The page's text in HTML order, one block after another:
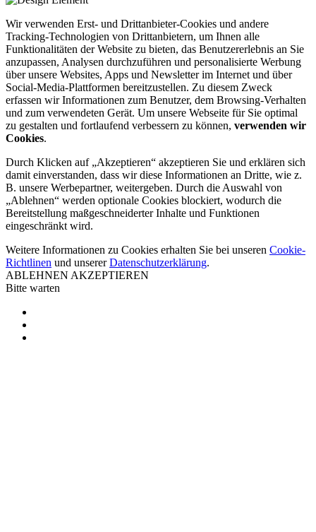
Wir verwenden Erst- und Drittanbieter-Cookies und andere
Tracking-Technologien von Drittanbietern, um Ihnen alle
Funktionalitäten der Website zu bieten, das Benutzererlebnis an Sie
anzupassen, Analysen durchzuführen und personalisierte Werbung
über unsere Websites, Apps und Newsletter im Internet und über
Social-Media-Plattformen bereitzustellen. Zu diesem Zweck
erfassen wir Informationen zum Benutzer, dem Browsing-Verhalten
und zum verwendeten Gerät. Um unsere Webseite für Sie optimal
zu gestalten und fortlaufend verbessern zu können, verwenden wir
Cookies.
Durch Klicken auf „Akzeptieren“ akzeptieren Sie und erklären sich
damit einverstanden, dass wir diese Informationen an Dritte, wie z.
B. unsere Werbepartner, weitergeben. Durch die Auswahl von
„Ablehnen“ werden optionale Cookies blockiert, wodurch die
Bereitstellung maßgeschneiderter Inhalte und Funktionen
eingeschränkt wird.
Weitere Informationen zu Cookies erhalten Sie bei unseren Cookie-
Richtlinen und unsererDatenschutzerklärung.
ABLEHNEN AKZEPTIEREN
Bitte warten